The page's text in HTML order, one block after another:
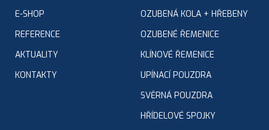
E-SHOP
REFERENCE
AKTUALITY
KONTAKTY
OZUBENÁ KOLA + HŘEBENY
OZUBENÉ ŘEMENICE
KLÍNOVÉ ŘEMENICE
UPÍNACÍ POUZDRA
SVĚRNÁ POUZDRA
HŘÍDELOVÉ SPOJKY